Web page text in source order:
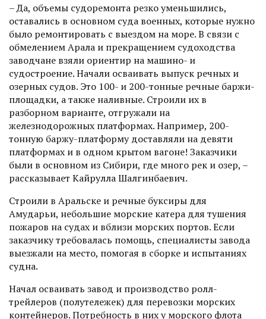
– Да, объемы судоремонта резко уменьшились,
оставались в основном суда военных, которые нужно
было ремонтировать с выездом на море. В связи с
обмелением Арала и прекращением судоходства
заводчане взяли ориентир на машино- и
судостроение. Начали осваивать выпуск речных и
озерных судов. Это 100- и 200-тонные речные баржи-
площадки, а также наливные. Строи­ли их в
разборном варианте, отгружали на
железнодорожных платформах. Например, 200-
тонную баржу-платформу доставляли на девяти
платформах и в одном крытом вагоне! Заказчики
были в основном из Сибири, где много рек и озер, –
рассказывает Кайрулла Шалгинбаевич.
Строили в Аральске и речные буксиры для
Амударьи, небольшие морские катера для тушения
пожаров на судах и вблизи морских портов. Если
заказчику требовалась помощь, специалис­ты завода
выезжали на место, помогая в сборке и испытаниях
судна.
Начал осваивать завод и производство ролл-
трейлеров (полутележек) для перевозки морских
контейнеров. Потребность в них у морского флота